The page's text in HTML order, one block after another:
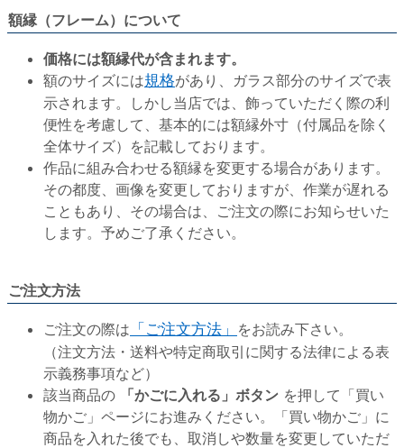
額縁（フレーム）について
価格には額縁代が含まれます。
額のサイズには規格があり、ガラス部分のサイズで表
示されます。しかし当店では、飾っていただく際の利
便性を考慮して、基本的には額縁外寸（付属品を除く
全体サイズ）を記載しております。
作品に組み合わせる額縁を変更する場合があります。
その都度、画像を変更しておりますが、作業が遅れる
こともあり、その場合は、ご注文の際にお知らせいた
します。予めご了承ください。
ご注文方法
ご注文の際は 「ご注文方法」 をお読み下さい。
（注文方法・送料や特定商取引に関する法律による表
示義務事項など）
該当商品の
「かごに入れる」ボタン を押して「買い
物かご」ページにお進みください。「買い物かご」に
商品を入れた後でも、取消しや数量を変更していただ